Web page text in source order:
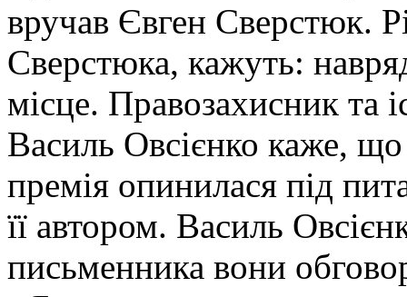
вручав Євген Сверстюк.
Сверстюка, кажуть:
місце. Правозахисник та
Василь Овсієнко каже, що
премія опинилася під
її автором. Василь
письменника вони